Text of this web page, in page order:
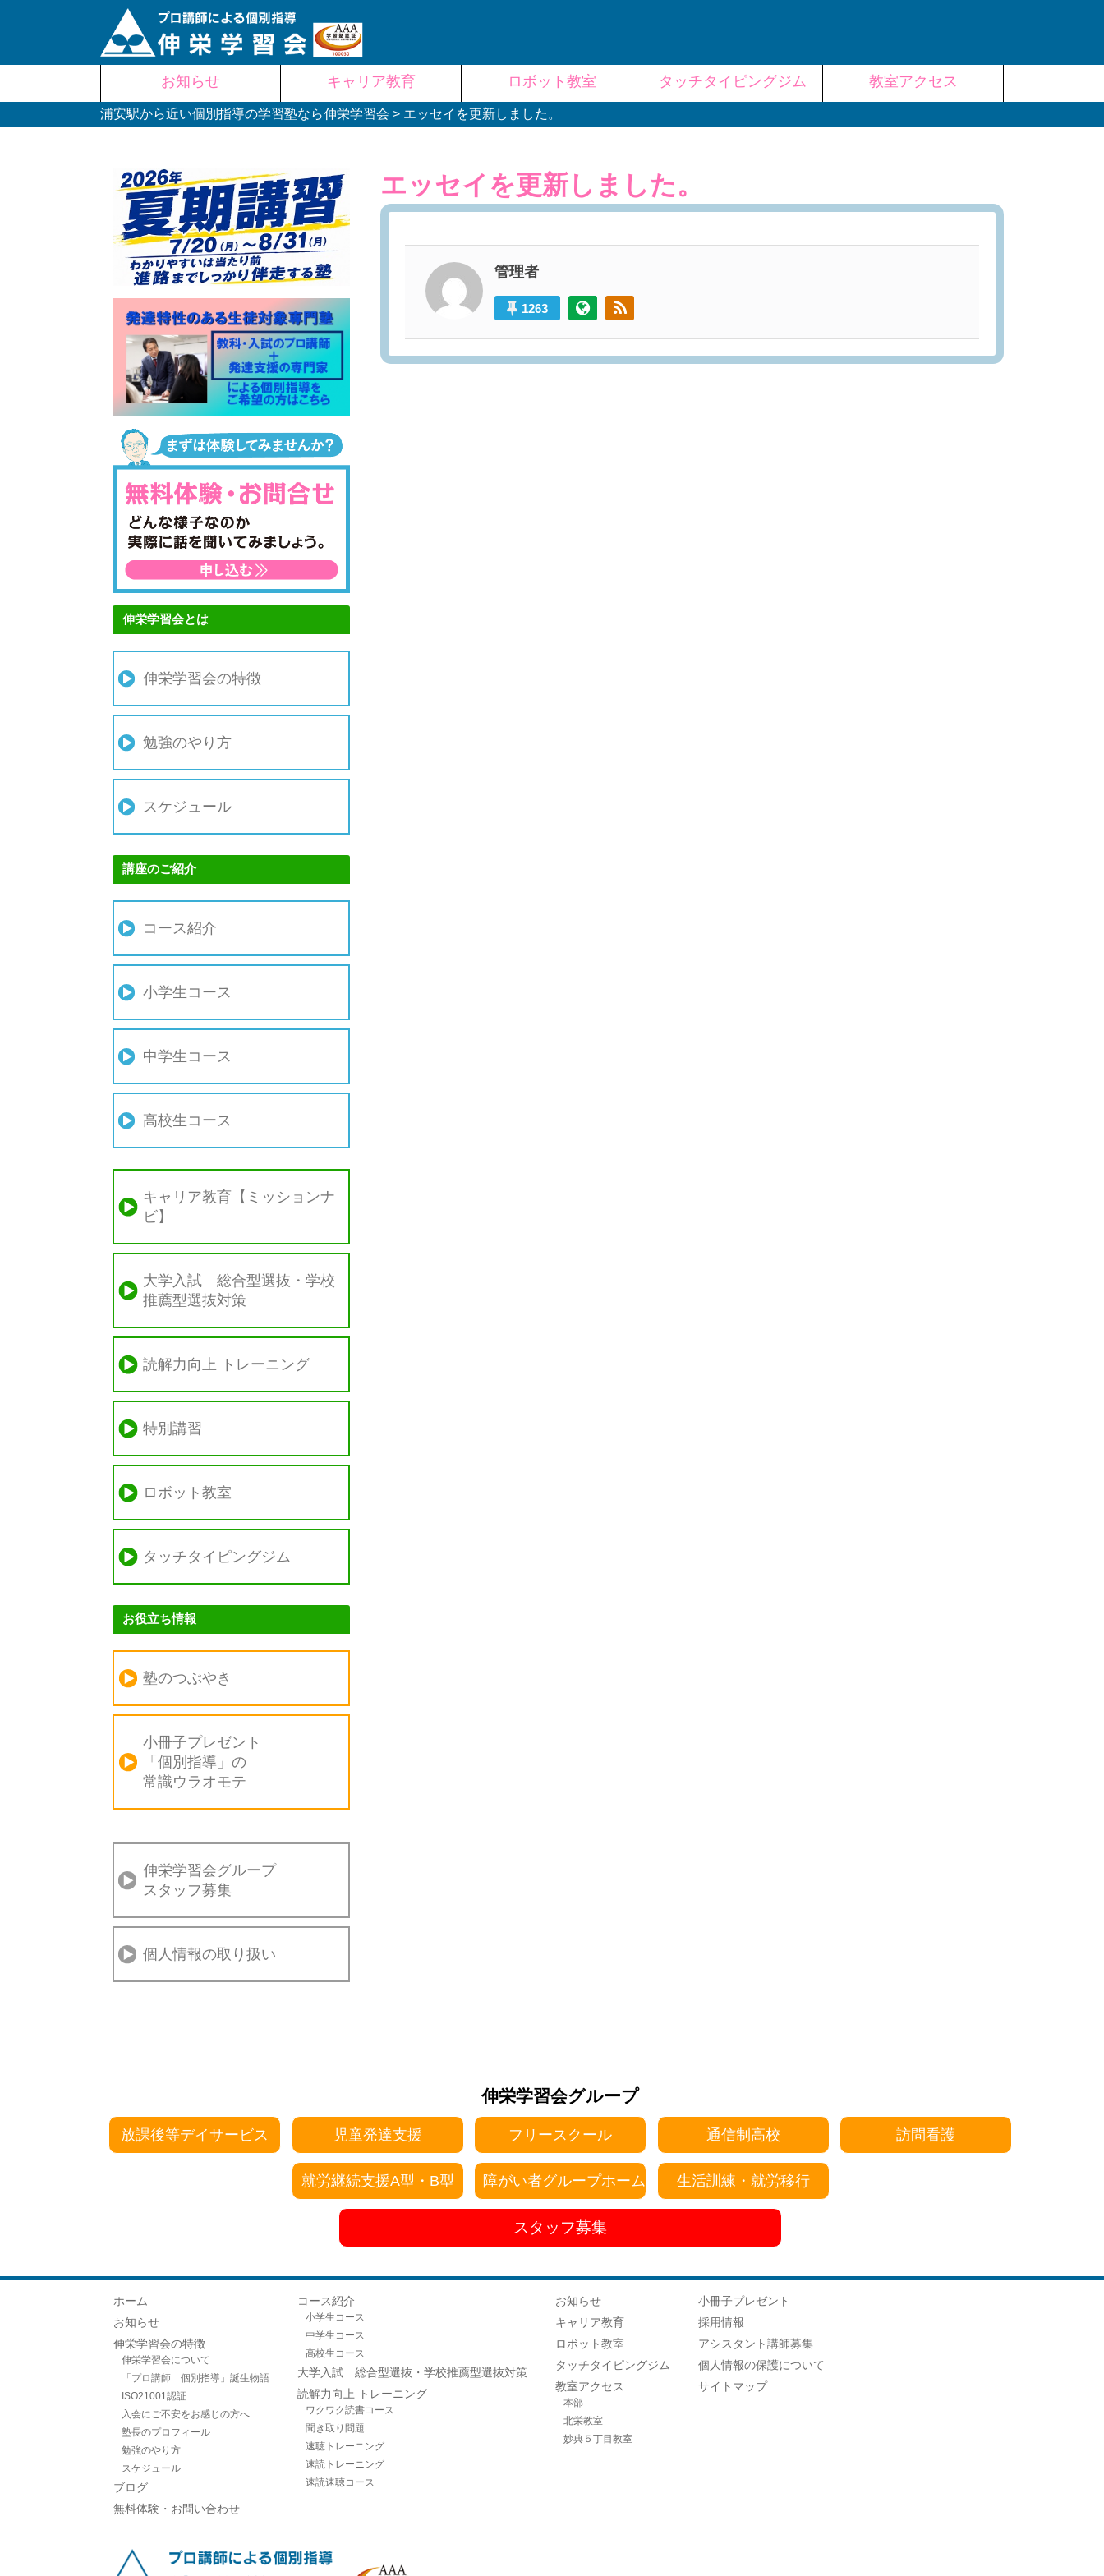
content
お知らせ キャリア教育 ロボット教室 タッチタイピングジム 教室アクセス
浦安駅から近い個別指導の学習塾なら伸栄学習会 > エッセイを更新しました。
エッセイを更新しました。
管理者
1263
伸栄学習会とは
伸栄学習会の特徴
勉強のやり方
スケジュール
講座のご紹介
コース紹介
小学生コース
中学生コース
高校生コース
キャリア教育【ミッションナ
ビ】
大学入試 総合型選抜・学校
推薦型選抜対策
読解力向上 トレーニング
特別講習
ロボット教室
タッチタイピングジム
お役立ち情報
塾のつぶやき
小冊子プレゼント
「個別指導」の
常識ウラオモテ
伸栄学習会グループ
スタッフ募集
個人情報の取り扱い
伸栄学習会グループ
放課後等デイサービス 児童発達支援 フリースクール 通信制高校 訪問看護
就労継続支援A型・B型 障がい者グループホーム 生活訓練・就労移行
スタッフ募集
ホーム
お知らせ
伸栄学習会の特徴
伸栄学習会について
「プロ講師 個別指導」誕生物語
ISO21001認証
入会にご不安をお感じの方へ
塾長のプロフィール
勉強のやり方
スケジュール
ブログ
無料体験・お問い合わせ
コース紹介
小学生コース
中学生コース
高校生コース
大学入試 総合型選抜・学校推薦型選抜対策
読解力向上 トレーニング
ワクワク読書コース
聞き取り問題
速聴トレーニング
速読トレーニング
速読速聴コース
お知らせ
キャリア教育
ロボット教室
タッチタイピングジム
教室アクセス
本部
北栄教室
妙典５丁目教室
小冊子プレゼント
採用情報
アシスタント講師募集
個人情報の保護について
サイトマップ